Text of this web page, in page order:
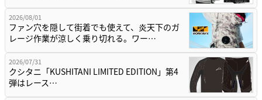
2026/08/01
ファン穴を隠して街着でも使えて、炎天下のガ
レージ作業が涼しく乗り切れる。ワー…
2026/07/31
クシタニ「KUSHITANI LIMITED EDITION」第4
弾はレース…